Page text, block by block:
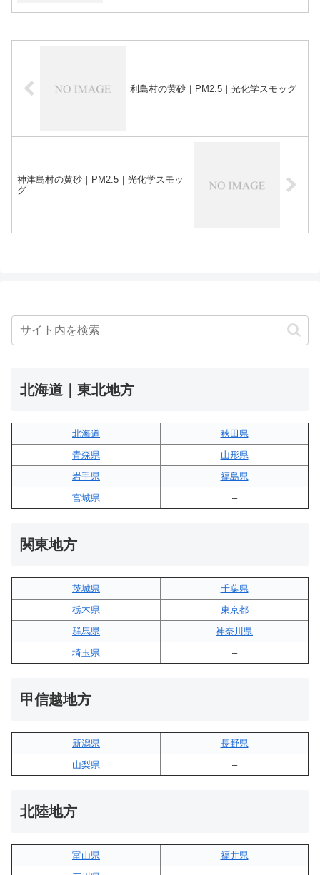
利島村の黄砂｜PM2.5｜光化学スモッグ
神津島村の黄砂｜PM2.5｜光化学スモッ
グ
北海道｜東北地方
北海道
秋田県
青森県
山形県
岩手県
福島県
宮城県
–
関東地方
茨城県
千葉県
栃木県
東京都
群馬県
神奈川県
埼玉県
–
甲信越地方
新潟県
長野県
山梨県
–
北陸地方
富山県
福井県